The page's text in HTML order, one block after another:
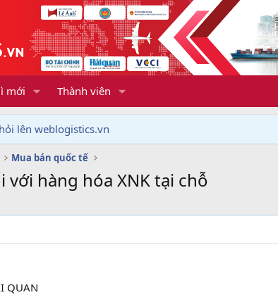
mới Thành viên
lên weblogistics.vn
Mua bán quốc tế
hàng hóa XNK tại chỗ
QUAN